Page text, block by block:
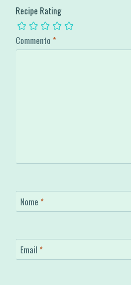
Recipe Rating
Commento *
Nome *
Email *